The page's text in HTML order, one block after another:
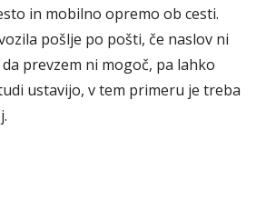
in mobilno opremo ob cesti.
pošlje po pošti, če naslov ni
prevzem ni mogoč, pa lahko
ustavijo, v tem primeru je treba